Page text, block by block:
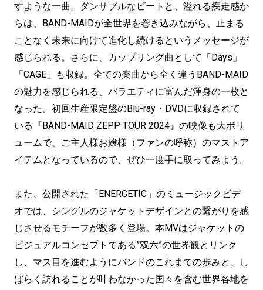
すような一曲。ダンサブルなビートと、溢れる疾走感か
らは、BAND-MAIDが全世界を巻き込みながら、止まる
ことなく未来に向けて進化し続けるというメッセージが
感じられる。さらに、カップリング曲として「Days」
「CAGE」も収録。全ての楽曲から全く違うBAND-MAID
の魅力を感じられる、バラエティに富んだ渾身の一枚と
なった。初回生産限定盤のBlu-ray・DVDに収録されて
いる『BAND-MAID ZEPP TOUR 2024』の映像も大ボリ
ュームで、ご主人様お嬢様（ファンの呼称）のマストア
イテムとなっているので、ぜひ一度手に取ってみよう。
また、公開された「ENERGETIC」のミュージックビデ
オでは、シングルのジャケットデザインとの繋がりを感
じさせるモチーフが数多く登場。本MVはジャケットの
ビジュアルコンセプトである”双六”の世界観とリンク
し、マス目を進むようにバンドのこれまでの歩みと、し
ばらく訪れることが叶わなかった国々を含む世界各地を